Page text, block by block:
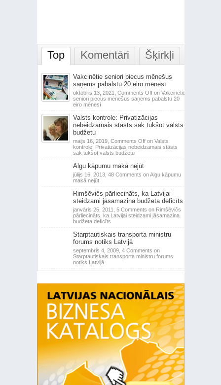
Top Komentāri Šķirkļi
Vakcinētie seniori piecus mēnešus
saņems pabalstu 20 eiro mēnesī
oktobris 13, 2021, Comments Offon Vakcinētie
seniori piecus mēnešus saņems pabalstu 20
eiro mēnesī
Valsts kontrole: Privatizācijas
nebeidzamais stāsts sāk tukšot valsts
budžetu
maijs 16, 2019, Comments Offon Valsts
kontrole: Privatizācijas nebeidzamais stāsts
sāk tukšot valsts budžetu
Algu kāpumu makā nejūt
jūlijs 16, 2013, 48 Comments on Algu kāpumu
makā nejūt
Rimšēvičs pārliecināts, ka Latvijai
steidzami jāsamazina budžeta deficīts
janvāris 25, 2011, 5 Comments on Rimšēvičs
pārliecināts, ka Latvijai steidzami jāsamazina
budžeta deficīts
Starptautiskais transporta ministru
forums notiks Latvijā
septembris 4, 2009, 4 Comments on
Starptautiskais transporta ministru forums
notiks Latvijā